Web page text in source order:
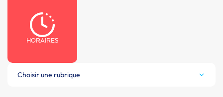
HORAIRES
Choisir une rubrique